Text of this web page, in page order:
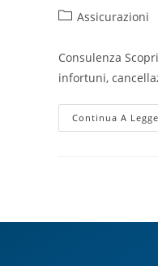
Assicurazioni
Consulenza
infortuni,
Continua A